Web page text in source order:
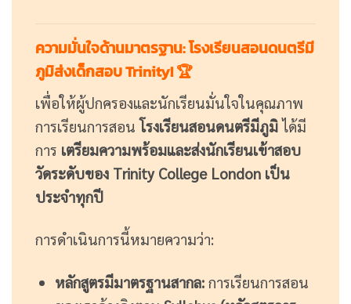
ความมั่นใจด้านมาตรฐาน: โรงเรียนสอนดนตรีมี
ภูมิส่งเด็กสอบ Trinity! 🏆
เพื่อให้ผู้ปกครองและนักเรียนมั่นใจในคุณภาพ
การเรียนการสอนโรงเรียนสอนดนตรีมีภูมิได้มี
การ เตรียมความพร้อมและส่งนักเรียนเข้าสอบ
วัดระดับของ Trinity College London เป็น
ประจำทุกปี
การดำเนินการนี้หมายความว่า:
หลักสูตรมีมาตรฐานสากล:การเรียนการสอน